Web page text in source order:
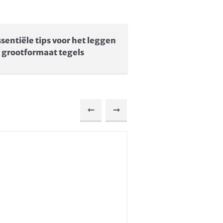
tips voor het leggen
grootformaat tegels